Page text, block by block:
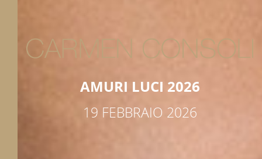
AMURI LUCI 2026
19 FEBBRAIO 2026